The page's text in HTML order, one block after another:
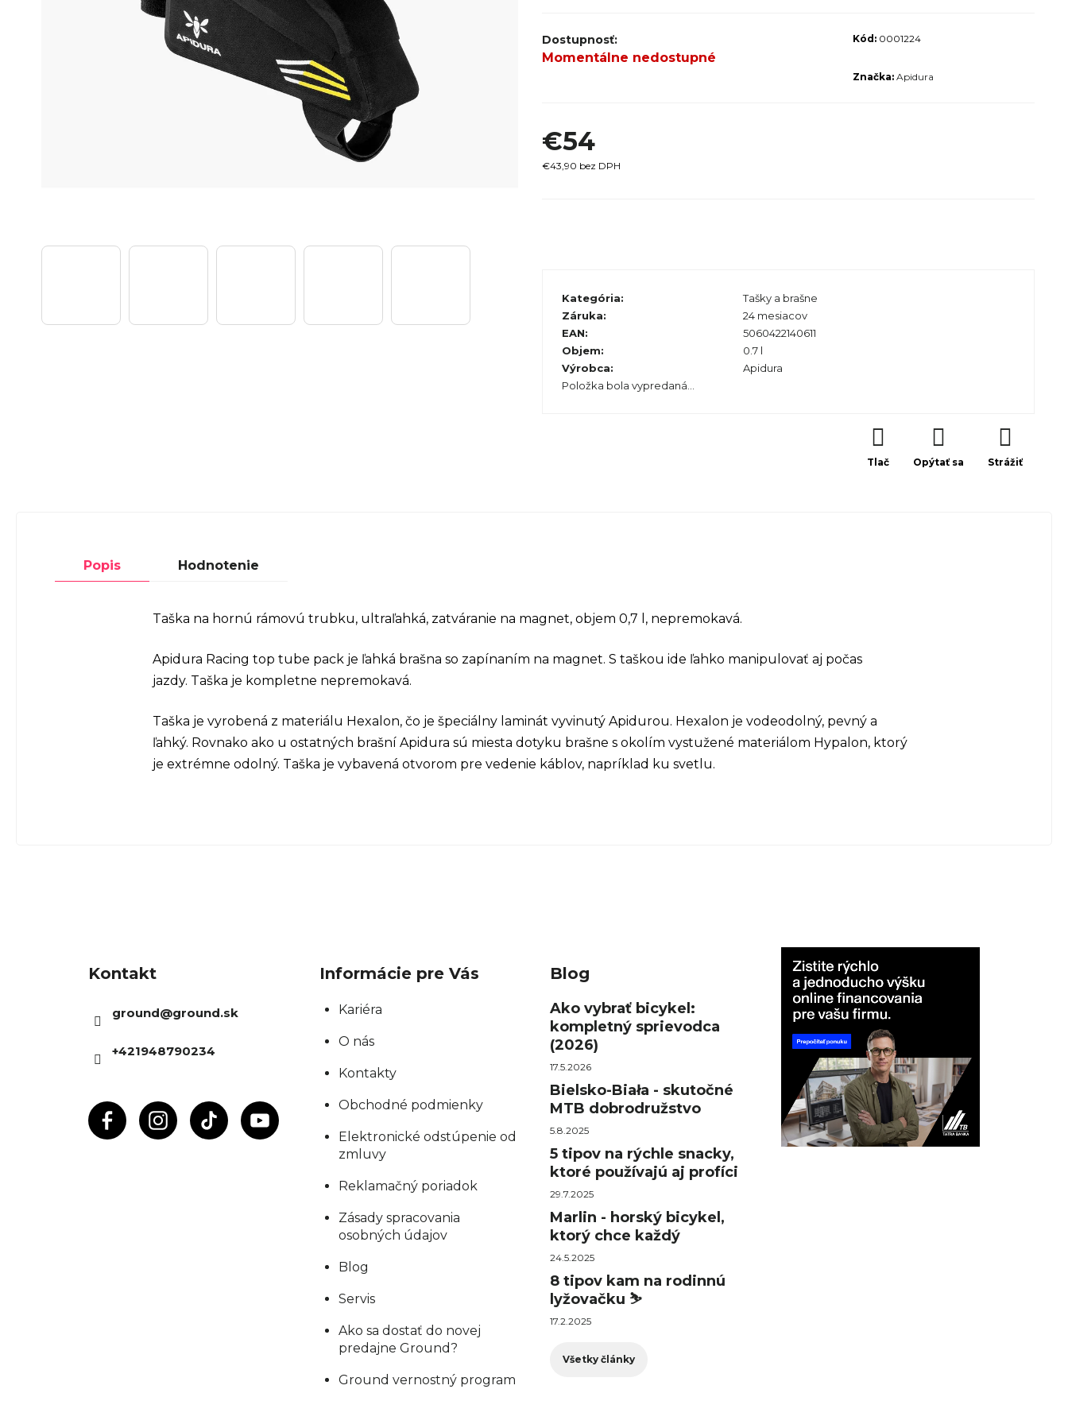
Momentálne nedostupné
Kód: 0001224
Značka: Apidura
€54
€43,90 bez DPH
Kategória:
Tašky a brašne
Záruka:
24 mesiacov
EAN:
5060422140611
Objem:
0.7 l
Výrobca:
Apidura
Položka bola vypredaná…
Tlač Opýtať sa Strážiť
Popis Hodnotenie
Taška na hornú rámovú trubku, ultraľahká, zatváranie na magnet, objem 0,7 l, nepremokavá.
Apidura Racing top tube pack je ľahká brašna so zapínaním na magnet. S taškou ide ľahko manipulovať aj počas
jazdy. Taška je kompletne nepremokavá.
Taška je vyrobená z materiálu Hexalon, čo je špeciálny laminát vyvinutý Apidurou. Hexalon je vodeodolný, pevný a
ľahký. Rovnako ako u ostatných brašní Apidura sú miesta dotyku brašne s okolím vystužené materiálom Hypalon, ktorý
je extrémne odolný. Taška je vybavená otvorom pre vedenie káblov, napríklad ku svetlu.
TREK PROCALIBER 8 FURY RED
€1 449
TREK MARLIN 6 GEN 3 LAVA
CYPRESS / COOL GREY REFLECTIVE
Kontakt
ground@ground.sk
+421948790234
Informácie pre Vás
Kariéra
O nás
Kontakty
Obchodné podmienky
Elektronické odstúpenie od
zmluvy
Reklamačný poriadok
Zásady spracovania
osobných údajov
Blog
Servis
Ako sa dostať do novej
predajne Ground?
Ground vernostný program
Blog
Ako vybrať bicykel:
kompletný sprievodca
(2026)
17.5.2026
Bielsko-Biała - skutočné
MTB dobrodružstvo
5.8.2025
5 tipov na rýchle snacky,
ktoré používajú aj profíci
29.7.2025
Marlin - horský bicykel,
ktorý chce každý
24.5.2025
8 tipov kam na rodinnú
lyžovačku ⛷️
17.2.2025
Všetky články